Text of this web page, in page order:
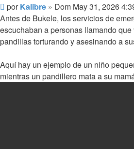
Mensaje
porKalibre » Dom May 31, 2026
Antes de Bukele, los servicios de
escuchaban a personas llamando
pandillas torturando y asesinando a
Aquí hay un ejemplo de un niño
mientras un pandillero mata a su